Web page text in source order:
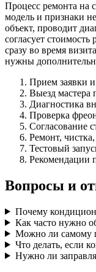
Процесс ремонта на
модель и признаки
объект, проводит
согласует
сразу во время
нужны
Прием заявки
Выезд мастера
Диагностика
Проверка
Согласование
Ремонт,
Тестовый
Рекомендации
Вопросы и
Почему
Как часто нужно
Можно ли самому
Что делать, если
Нужно ли